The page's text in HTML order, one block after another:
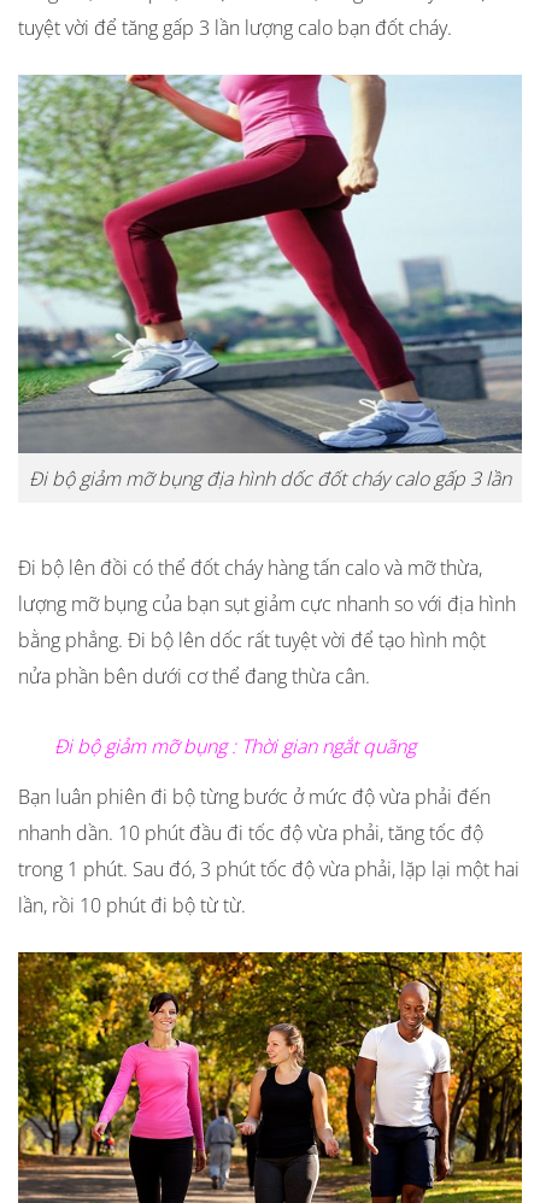
tuyệt vời để tăng gấp 3 lần lượng calo bạn đốt cháy.
Đi bộ giảm mỡ bụng địa hình dốc đốt cháy calo gấp 3 lần
Đi bộ lên đồi có thể đốt cháy hàng tấn calo và mỡ thừa,
lượng mỡ bụng của bạn sụt giảm cực nhanh so với địa hình
bằng phẳng. Đi bộ lên dốc rất tuyệt vời để tạo hình một
nửa phần bên dưới cơ thể đang thừa cân.
Đi bộ giảm mỡ bụng : Thời gian ngắt quãng
Bạn luân phiên đi bộ từng bước ở mức độ vừa phải đến
nhanh dần. 10 phút đầu đi tốc độ vừa phải, tăng tốc độ
trong 1 phút. Sau đó, 3 phút tốc độ vừa phải, lặp lại một hai
lần, rồi 10 phút đi bộ từ từ.